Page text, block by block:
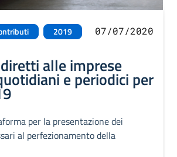
2019 07/07/2020
alle imprese
e periodici per
per la presentazione dei
al perfezionamento della